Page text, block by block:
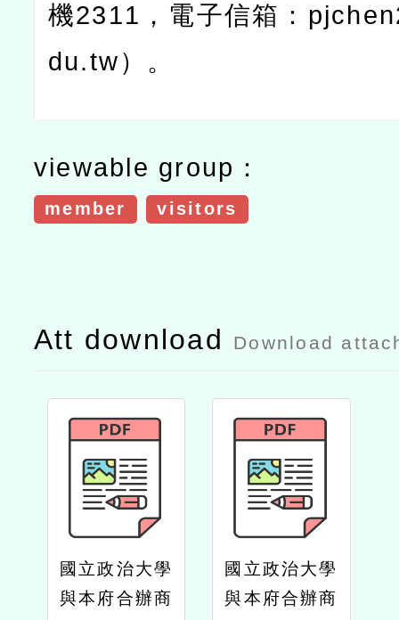
機2311 ，電子信箱：
du.tw）。
viewable group：
member visitors
Att download Download
國立政治大學
與本府合辦商
國立政治大學
與本府合辦商